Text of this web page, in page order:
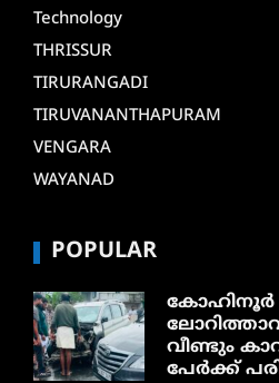
Technology
THRISSUR
TIRURANGADI
TIRUVANANTHAPURAM
VENGARA
WAYANAD
POPULAR
കോഹിനൂർ
വീണ്ടും
പേർക്ക്